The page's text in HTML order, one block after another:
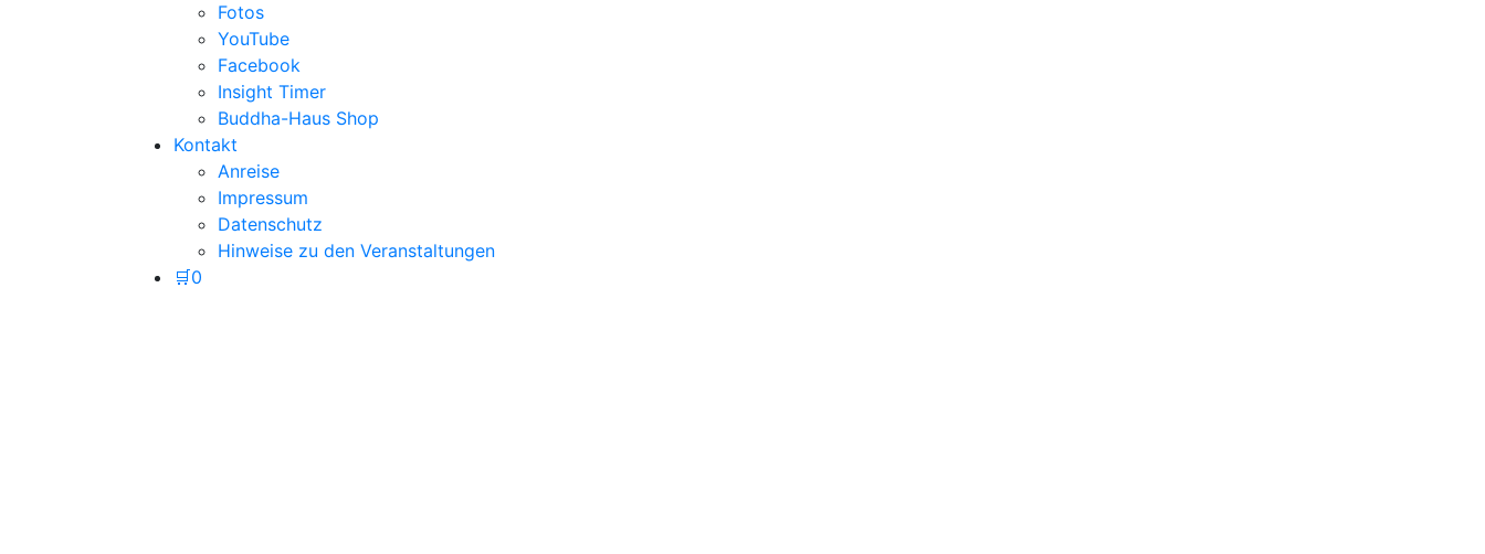
Fotos
YouTube
Facebook
Insight Timer
Buddha-Haus Shop
Kontakt
Anreise
Impressum
Datenschutz
Hinweise zu den Veranstaltungen
🛒0